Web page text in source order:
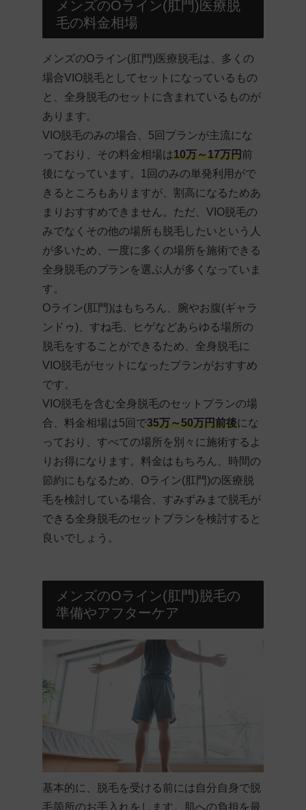
メンズのOライン(肛門)医療脱
毛の料金相場
メンズのOライン(肛門)医療脱毛は、多くの
場合VIO脱毛としてセットになっているもの
と、全身脱毛のセットに含まれているものが
あります。
VIO脱毛のみの場合、5回プランが主流にな
っており、その料金相場は10万～17万円前
後になっています。1回のみの単発利用がで
きるところもありますが、割高になるためあ
まりおすすめできません。ただ、VIO脱毛の
みでなくその他の場所も脱毛したいという人
が多いため、一度に多くの場所を施術できる
全身脱毛のプランを選ぶ人が多くなっていま
す。
Oライン(肛門)はもちろん、腕やお腹(ギャラ
ンドゥ)、すね毛、ヒゲなどあらゆる場所の
脱毛をすることができるため、全身脱毛に
VIO脱毛がセットになったプランがおすすめ
です。
VIO脱毛を含む全身脱毛のセットプランの場
合、料金相場は5回で35万～50万円前後にな
っており、すべての場所を別々に施術するよ
りお得になります。料金はもちろん、時間の
節約にもなるため、Oライン(肛門)の医療脱
毛を検討している場合、すみずみまで脱毛が
できる全身脱毛のセットプランを検討すると
良いでしょう。
メンズのOライン(肛門)脱毛の
準備やアフターケア
基本的に、脱毛を受ける前には自分自身で脱
毛箇所のお手入れをします。肌への負担を最